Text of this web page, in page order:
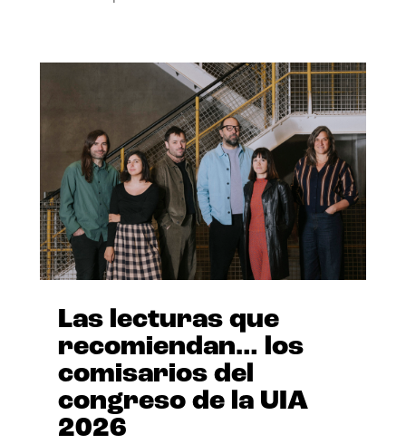
Las lecturas que
recomiendan… los
comisarios del
congreso de la UIA
2026